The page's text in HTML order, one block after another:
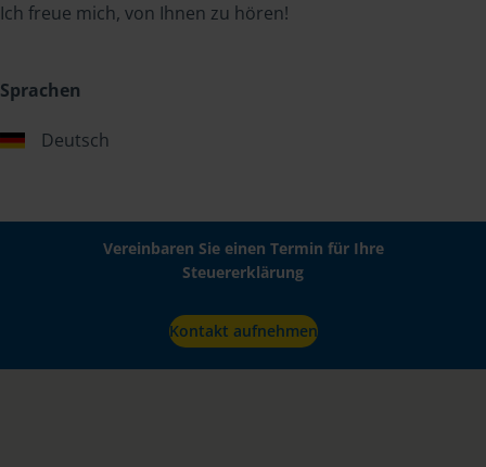
Ich freue mich, von Ihnen zu hören!
Sprachen
Deutsch
Vereinbaren Sie einen Termin für Ihre
Steuererklärung
Kontakt aufnehmen